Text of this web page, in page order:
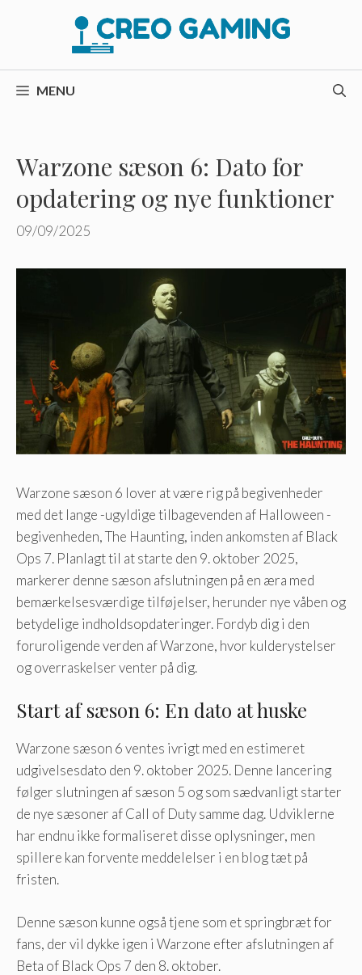
MENU
Warzone sæson 6: Dato for
opdatering og nye funktioner
09/09/2025
Warzone sæson 6 lover at være rig på begivenheder
med det lange -ugyldige tilbagevenden af ​​Halloween -
begivenheden, The Haunting, inden ankomsten af ​​Black
Ops 7. Planlagt til at starte den 9. oktober 2025,
markerer denne sæson afslutningen på en æra med
bemærkelsesværdige tilføjelser, herunder nye våben og
betydelige indholdsopdateringer. Fordyb dig i den
foruroligende verden af ​​Warzone, hvor kulderystelser
og overraskelser venter på dig.
Start af sæson 6: En dato at huske
Warzone sæson 6 ventes ivrigt med en estimeret
udgivelsesdato den 9. oktober 2025. Denne lancering
følger slutningen af ​​sæson 5 og som sædvanligt starter
de nye sæsoner af Call of Duty samme dag. Udviklerne
har endnu ikke formaliseret disse oplysninger, men
spillere kan forvente meddelelser i en blog tæt på
fristen.
Denne sæson kunne også tjene som et springbræt for
fans, der vil dykke igen i Warzone efter afslutningen af ​​
Beta of Black Ops 7 den 8. oktober.